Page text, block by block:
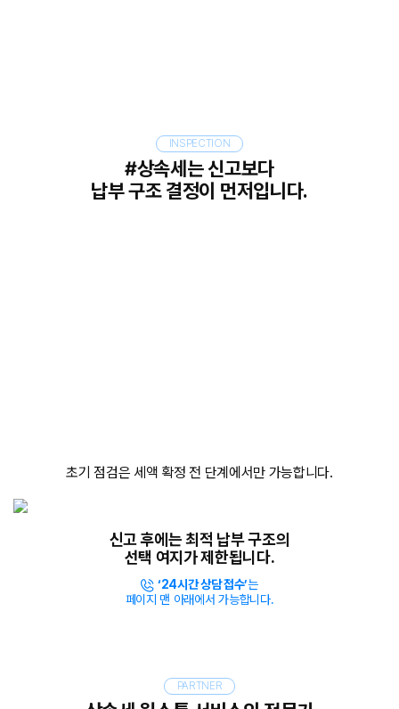
INSPECTION
#상속세는 신고보다
납부 구조 결정이 먼저입니다.
초기 점검은 세액 확정 전 단계에서만 가능합니다.
신고 후에는최적 납부 구조의
선택 여지 가 제한됩니다.
‘24시간 상담 접수’는
페이지 맨 아래에서 가능합니다.
PARTNER